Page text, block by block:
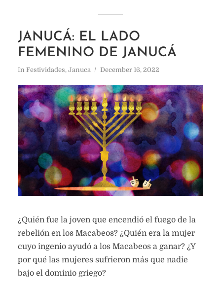
JANUCÁ: EL LADO
FEMENINO DE JANUCÁ
In Festividades, Januca December 16, 2022
¿Quién fue la joven que encendió el fuego de la
rebelión en los Macabeos? ¿Quién era la mujer
cuyo ingenio ayudó a los Macabeos a ganar? ¿Y
por qué las mujeres sufrieron más que nadie
bajo el dominio griego?